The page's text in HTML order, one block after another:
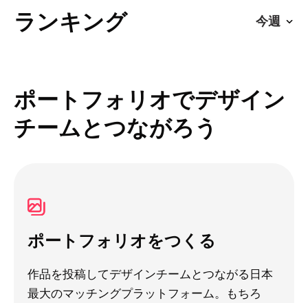
ランキング
ポートフォリオでデザイン
チームとつながろう
ポートフォリオをつくる
作品を投稿してデザインチームとつながる日本
最大のマッチングプラットフォーム。もちろ